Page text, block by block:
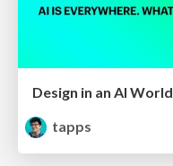
Design in an AI World
tapps